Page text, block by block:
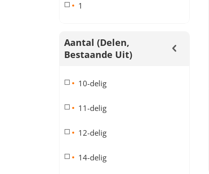
1
Aantal (delen,
Bestaande Uit)
10-delig
11-delig
12-delig
14-delig